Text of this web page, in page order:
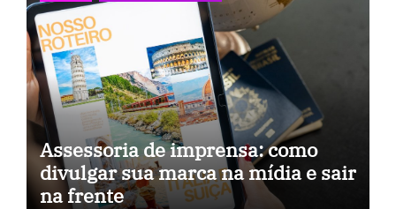
Assessoria de imprensa: como
divulgar sua marca na mídia e sair
na frente